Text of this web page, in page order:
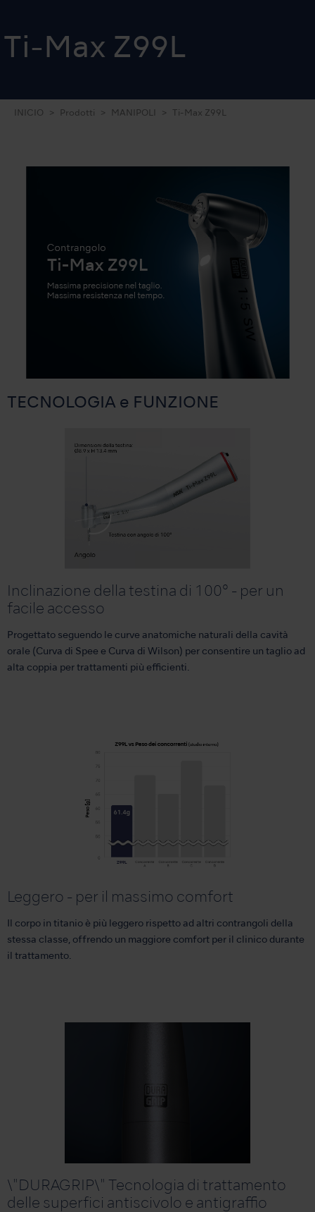
Ti-Max Z99L
INICIO Prodotti MANIPOLI Ti-Max Z99L
TECNOLOGIA e FUNZIONE
Inclinazione della testina di 100° - per un
facile accesso
Progettato seguendo le curve anatomiche naturali della cavità
orale (Curva di Spee e Curva di Wilson) per consentire un taglio ad
alta coppia per trattamenti più efficienti.
Leggero - per il massimo comfort
Il corpo in titanio è più leggero rispetto ad altri contrangoli della
stessa classe, offrendo un maggiore comfort per il clinico durante
il trattamento.
\"DURAGRIP\" Tecnologia di trattamento
delle superfici antiscivolo e antigraffio